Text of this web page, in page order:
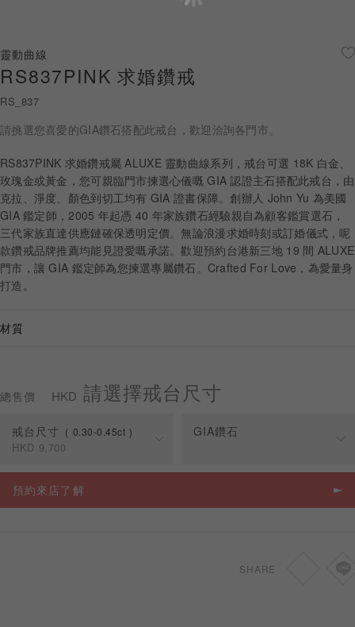
黃金金飾
關於ALUXE
最新消息
婚禮護照
線上購物
預約來店
靈動曲線
RS837PINK 求婚鑽戒
RS_837
請挑選您喜愛的GIA鑽石搭配此戒台，歡迎洽詢各門市。
RS837PINK 求婚鑽戒屬 ALUXE 靈動曲線系列，戒台可選 18K 白金、
玫瑰金或黃金，您可親臨門市揀選心儀嘅 GIA 認證主石搭配此戒台，由
克拉、淨度、顏色到切工均有 GIA 證書保障。創辦人 John Yu 為美國
GIA 鑑定師，2005 年起憑 40 年家族鑽石經驗親自為顧客鑑賞選石，
三代家族直達供應鏈確保透明定價。無論浪漫求婚時刻或訂婚儀式，呢
款鑽戒品牌推薦均能見證愛嘅承諾。歡迎預約台港新三地 19 間 ALUXE
門市，讓 GIA 鑑定師為您揀選專屬鑽石。Crafted For Love，為愛量身
打造。
材質
總售價 HKD 請選擇戒台尺寸
戒台尺寸 0.30-0.45ct
HKD 9,700
克拉 戒台價格
0.30-0.45ct HKD 9,700
GIA鑽石
預約來店了解
SHARE